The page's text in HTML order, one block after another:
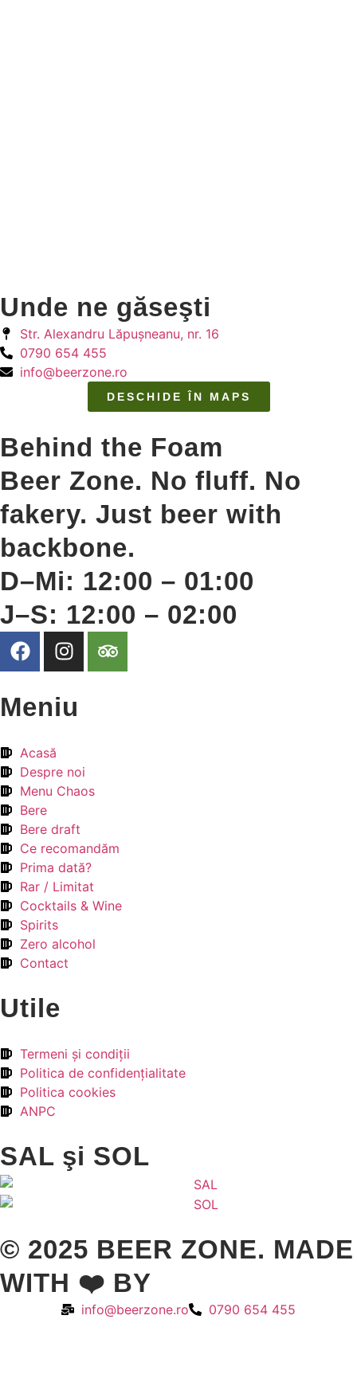
Unde ne găseşti
Str. Alexandru Lăpuşneanu, nr. 16
0790 654 455
info@beerzone.ro
DESCHIDE ÎN MAPS
Behind the Foam
Beer Zone. No fluff. No
fakery. Just beer with
backbone.
D–Mi: 12:00 – 01:00
J–S: 12:00 – 02:00
Meniu
Acasă
Despre noi
Menu Chaos
Bere
Bere draft
Ce recomandăm
Prima dată?
Rar / Limitat
Cocktails & Wine
Spirits
Zero alcohol
Contact
Utile
Termeni şi condiţii
Politica de confidenţialitate
Politica cookies
ANPC
SAL şi SOL
© 2025 BEER ZONE. MADE
WITH ❤️ BY
info@beerzone.ro 0790 654 455